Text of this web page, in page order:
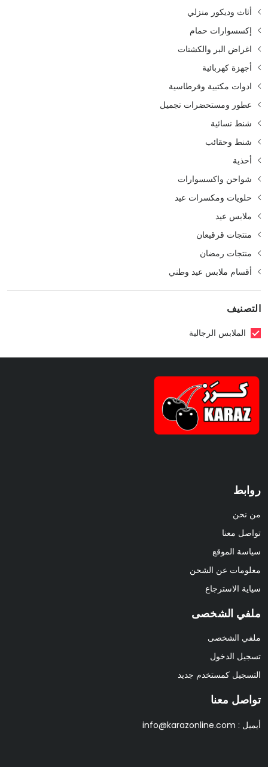
أثاث وديكور منزلي
إكسسوارات حمام
اغراض البر والكشتات
أجهزة كهربائية
ادوات مكتبية وقرطاسية
عطور ومستحضرات تجميل
شنط نسائية
شنط وحقائب
أحذية
شواحن واكسسوارات
حلويات ومكسرات عيد
ملابس عيد
منتجات قرقيعان
منتجات رمضان
أقسام ملابس عيد وطني
التصنيف
الملابس الرجالية
روابط
من نحن
تواصل معنا
سياسة الموقع
معلومات عن الشحن
سياية الاسترجاع
ملفي الشخصى
ملفي الشخصى
تسجيل الدخول
التسجيل كمستخدم جديد
تواصل معنا
أيميل : info@karazonline.com